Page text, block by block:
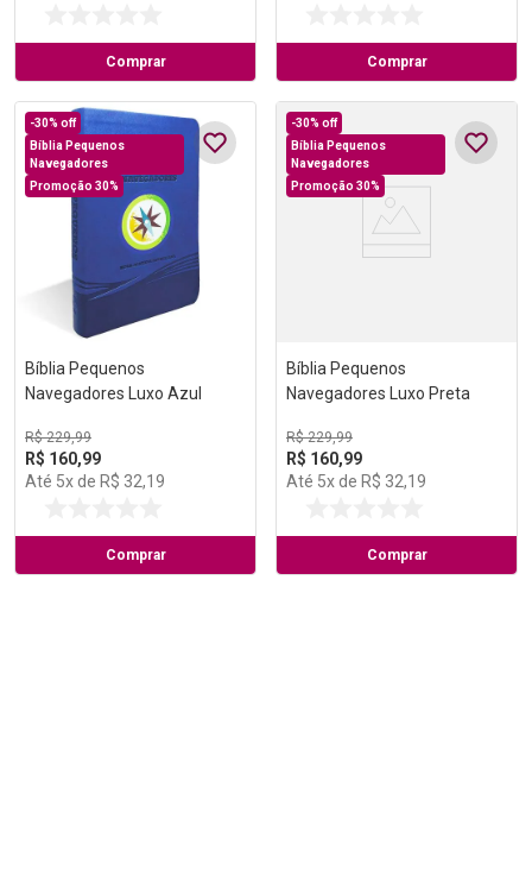
Comprar Comprar
-30% off
Bíblia Pequenos
Navegadores
Promoção 30%
Bíblia Pequenos
Navegadores Luxo Azul
R$ 229,99
R$ 160,99
Até 5x de R$ 32,19
Comprar
-30% off
Bíblia Pequenos
Navegadores
Promoção 30%
Bíblia Pequenos
Navegadores Luxo Preta
R$ 229,99
R$ 160,99
Até 5x de R$ 32,19
Comprar